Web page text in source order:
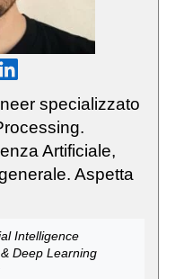
specializzato
Artificiale,
Aspetta
Intelligence
Deep Learning